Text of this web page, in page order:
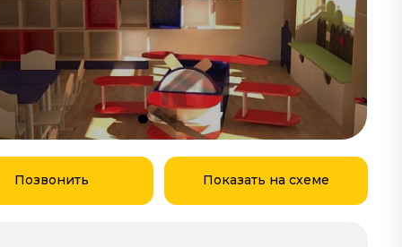
Позвонить Показать на схеме